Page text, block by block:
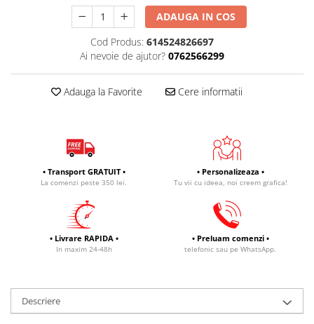
ADAUGA IN COS
Cod Produs: 614524826697
Ai nevoie de ajutor? 0762566299
Adauga la Favorite Cere informatii
• Transport GRATUIT •
La comenzi peste 350 lei.
• Personalizeaza •
Tu vii cu ideea, noi creem grafica!
• Livrare RAPIDA •
In maxim 24-48h
• Preluam comenzi •
telefonic sau pe WhatsApp.
Descriere